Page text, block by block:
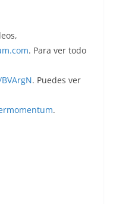
. Para ver todo
. Puedes ver
.